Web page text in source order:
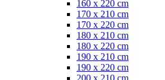
160 x 220 cm
170 x 210 cm
170 x 220 cm
180 x 210 cm
180 x 220 cm
190 x 210 cm
190 x 220 cm
200 x 210 cm